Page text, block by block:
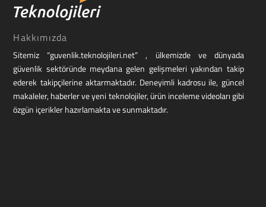
Hakkımızda
Sitemiz “guvenlik.teknolojileri.net” , ülkemizde ve dünyada
güvenlik sektöründe meydana gelen gelişmeleri yakından takip
ederek takipçilerine aktarmaktadır. Deneyimli kadrosu ile, güncel
makaleler, haberler ve yeni teknolojiler, ürün inceleme videoları gibi
özgün içerikler hazırlamakta ve sunmaktadır.